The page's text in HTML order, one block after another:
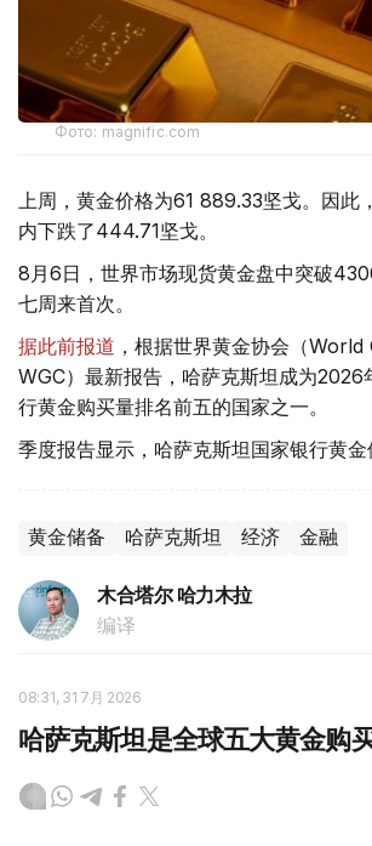
Фото: magnific.com
上周，黄金价格为61 889.33坚戈。因此
内下跌了444.71坚戈。
8月6日，世界市场现货黄金盘中突破
七周来首次。
据此前报道 ，根据世界黄金协会（
WGC）最新报告，哈萨克斯坦成为2026
行黄金购买量排名前五的国家之一。
季度报告显示，哈萨克斯坦国家银行黄金
黄金储备 哈萨克斯坦 经济 金融
木合塔尔 哈力木拉
编译
08:31, 31 7月 2026
哈萨克斯坦是全球五大黄金购